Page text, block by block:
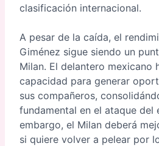
clasificación internacional.
A pesar de la caída, el
Giménez sigue siendo un
Milan. El delantero mexicano
capacidad para generar
sus compañeros,
fundamental en el ataque del
embargo, el Milan deberá
si quiere volver a pelear por